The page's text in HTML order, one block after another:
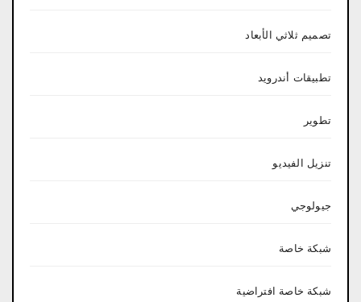
تصميم ثلاثي الأبعاد
تطبيقات أندرويد
تطوير
تنزيل الفيديو
جيولوجي
شبكة خاصة
شبكة خاصة افتراضية